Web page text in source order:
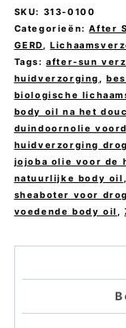
Buckthorn
Body
Oil
-
c/o
GERD
aantal
SKU: 313-0100
Categorieën:After
GERD,
Tags:after-sun
huidverzorging ,
biologische
body oil na het
duindoornolie
huidverzorging
jojoba olie voor de
natuurlijke body oil ,
sheaboter voor
voedende body oil ,